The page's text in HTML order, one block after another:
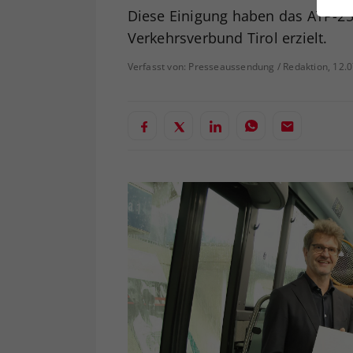
Diese Einigung haben das ATP-
Verkehrsverbund Tirol erzielt.
Verfasst von: Presseaussendung / Redaktion,